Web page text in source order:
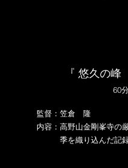
『 悠久の
60
監督：笠倉 隆
内容：高野山金剛峯寺の
季を織り込んだ記録